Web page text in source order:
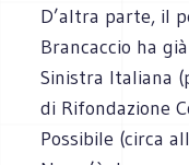
D’altra parte, il
Brancaccio ha
Sinistra Italiana
di Rifondazione
Possibile (circa